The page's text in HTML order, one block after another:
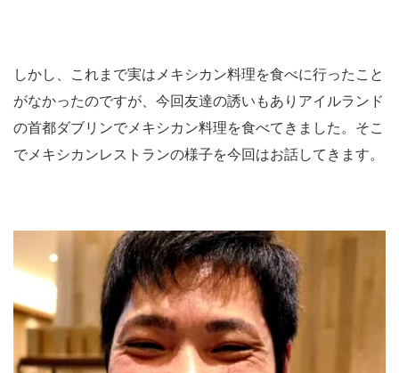
しかし、これまで実はメキシカン料理を食べに行ったこと
がなかったのですが、今回友達の誘いもありアイルランド
の首都ダブリンでメキシカン料理を食べてきました。そこ
でメキシカンレストランの様子を今回はお話してきます。